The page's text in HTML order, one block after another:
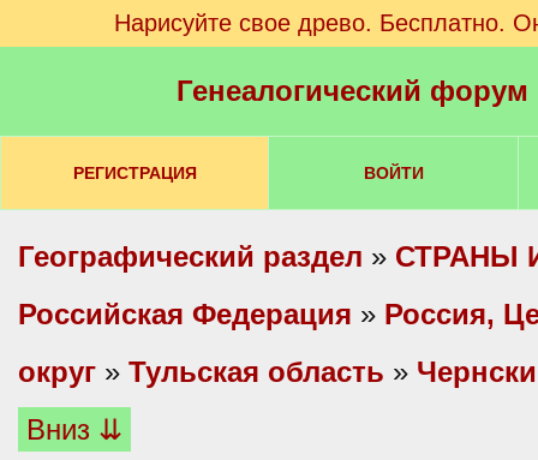
Нарисуйте свое древо. Бесплатно.
Генеалогический
РЕГИСТРАЦИЯ ВОЙТИ
Географический раздел » СТРАНЫ
Российская Федерация » Россия,
округ » Тульская область »
Вниз ⇊